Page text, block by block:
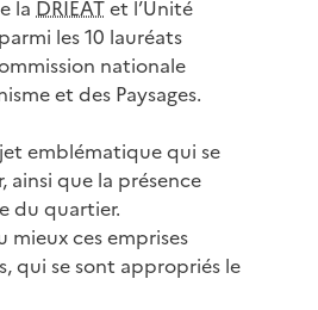
la DRIEATet l’Unité
les 10 lauréats
nationale
et des Paysages.
emblématique qui se
ainsi que la présence
du quartier.
mieux ces emprises
qui se sont appropriés le